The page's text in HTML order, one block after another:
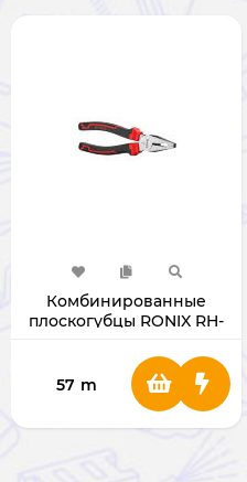
Комбинированные
плоскогубцы RONIX RH-
57 m